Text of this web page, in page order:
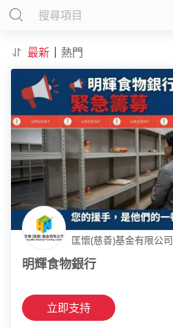
最新 熱門
匡懷(慈善)基金有限公司
明輝食物銀行
立即支持